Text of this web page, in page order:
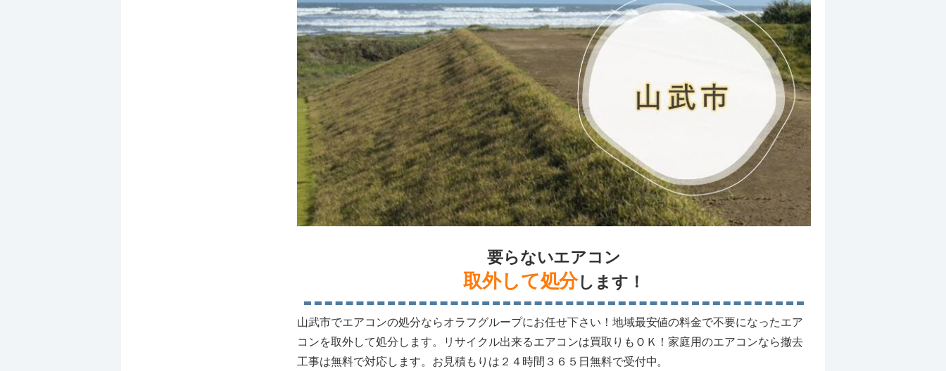
要らないエアコン
取外して処分します！
山武市でエアコンの処分ならオラフグループにお任せ下さい！地域最安値の料金で不要になったエア
コンを取外して処分します。リサイクル出来るエアコンは買取りもＯＫ！家庭用のエアコンなら撤去
工事は無料で対応します。お見積もりは２４時間３６５日無料で受付中。